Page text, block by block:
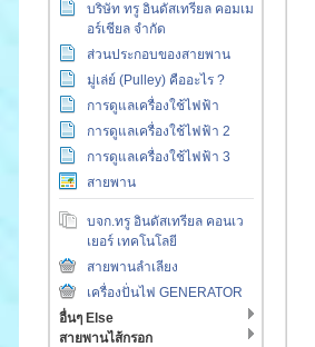
บริษัท ทรู อินดัสเทรียล คอมเม
อร์เชียล จำกัด
ส่วนประกอบของสายพาน
มู่เล่ย์ (Pulley) คืออะไร ?
การดูแลเครื่องใช้ไฟฟ้า
การดูแลเครื่องใช้ไฟฟ้า 2
การดูแลเครื่องใช้ไฟฟ้า 3
สายพาน
บจก.ทรู อินดัสเทรียล คอนเว
เยอร์ เทคโนโลยี
สายพานลำเลียง
เครื่องปั่นไฟ GENERATOR
อื่นๆ Else
สายพานไส้กรอก